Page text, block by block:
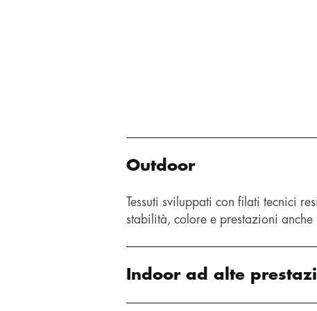
Outdoor
Tessuti sviluppati con filati tecnici
stabilità, colore e prestazioni anche
Indoor ad alte